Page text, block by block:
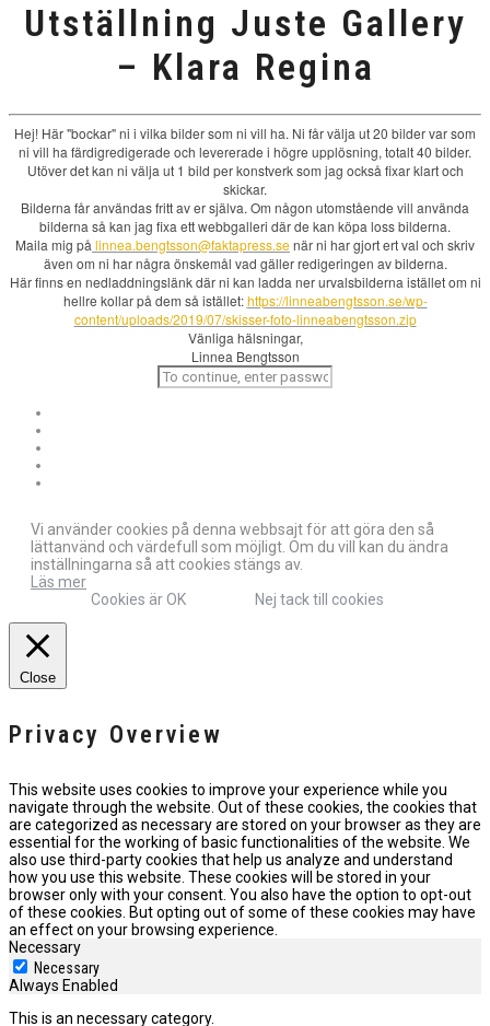
Utställning Juste Gallery
– Klara Regina
Hej! Här "bockar" ni i vilka bilder som ni vill ha. Ni får välja ut 20 bilder var som
ni vill ha färdigredigerade och levererade i högre upplösning, totalt 40 bilder.
Utöver det kan ni välja ut 1 bild per konstverk som jag också fixar klart och
skickar.
Bilderna får användas fritt av er själva. Om någon utomstående vill använda
bilderna så kan jag fixa ett webbgalleri där de kan köpa loss bilderna.
Maila mig på linnea.bengtsson@faktapress.senär ni har gjort ert val och skriv
även om ni har några önskemål vad gäller redigeringen av bilderna.
Här finns en nedladdningslänk där ni kan ladda ner urvalsbilderna istället om ni
hellre kollar på dem så istället:https://linneabengtsson.se/wp-
content/uploads/2019/07/skisser-foto-linneabengtsson.zip
Vänliga hälsningar,
Linnea Bengtsson
Vi använder cookies på denna webbsajt för att göra den så
lättanvänd och värdefull som möjligt. Om du vill kan du ändra
inställningarna så att cookies stängs av.
Läs mer
Cookies är OK
Nej tack till cookies
Close
Privacy Overview
This website uses cookies to improve your experience while you
navigate through the website. Out of these cookies, the cookies that
are categorized as necessary are stored on your browser as they are
essential for the working of basic functionalities of the website. We
also use third-party cookies that help us analyze and understand
how you use this website. These cookies will be stored in your
browser only with your consent. You also have the option to opt-out
of these cookies. But opting out of some of these cookies may have
an effect on your browsing experience.
Necessary
Necessary
Always Enabled
This is an necessary category.